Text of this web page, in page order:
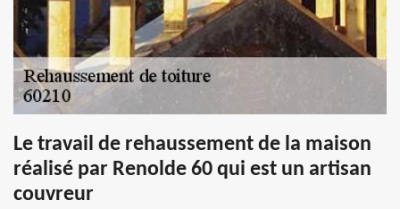
Le travail de rehaussement de la maison
réalisé par Renolde 60 qui est un artisan
couvreur